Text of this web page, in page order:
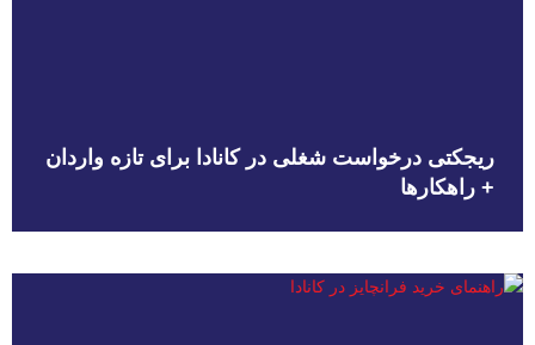
ریجکتی درخواست شغلی در کانادا برای تازه واردان
+ راهکارها